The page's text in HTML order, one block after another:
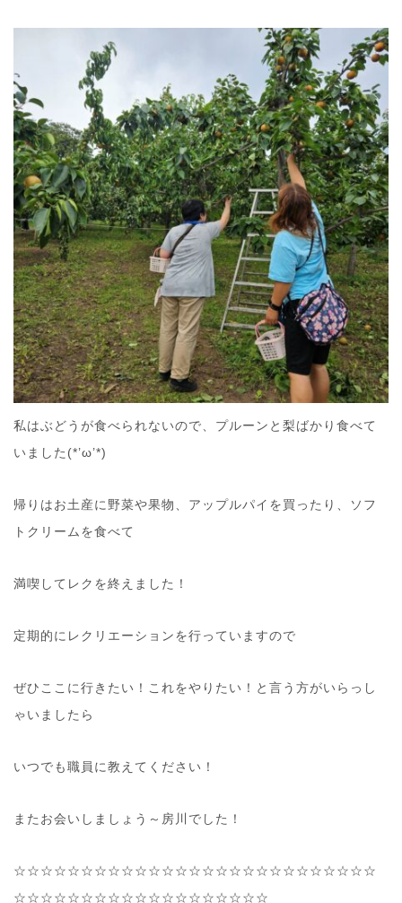
私はぶどうが食べられないので、プルーンと梨ばかり食べて
いました(*’ω’*)
帰りはお土産に野菜や果物、アップルパイを買ったり、ソフ
トクリームを食べて
満喫してレクを終えました！
定期的にレクリエーションを行っていますので
ぜひここに行きたい！これをやりたい！と言う方がいらっし
ゃいましたら
いつでも職員に教えてください！
またお会いしましょう～房川でした！
☆☆☆☆☆☆☆☆☆☆☆☆☆☆☆☆☆☆☆☆☆☆☆☆☆☆☆
☆☆☆☆☆☆☆☆☆☆☆☆☆☆☆☆☆☆☆